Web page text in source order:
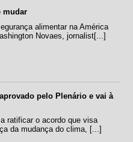
mudar
alimentar na América
Novaes, jornalist[...]
pelo Plenário e vai à
ratificar o acordo que visa
da mudança do clima, [...]